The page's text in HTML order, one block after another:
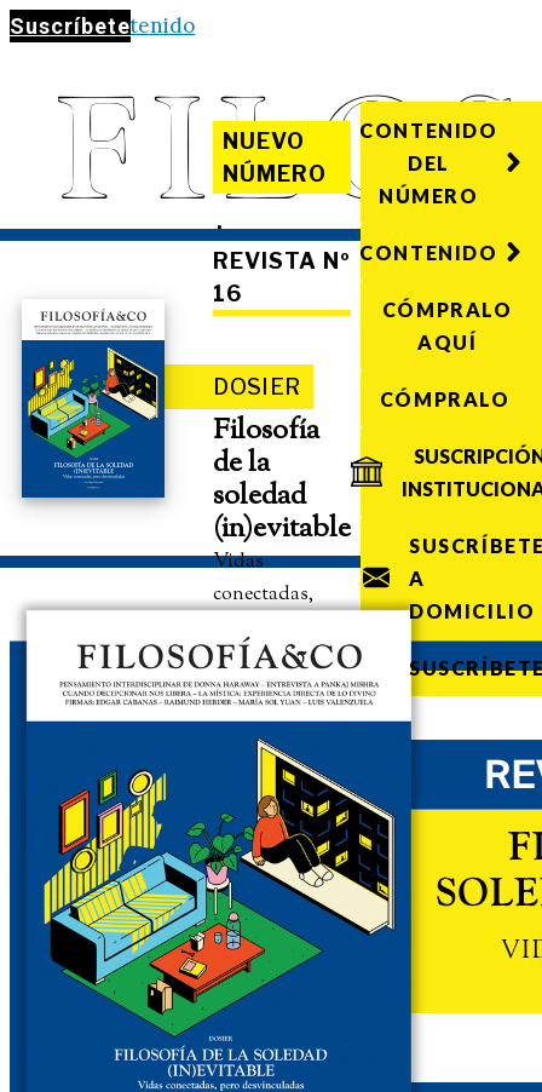
Suscríbete
Saltar al contenido
NUEVO
NÚMERO
·
REVISTA Nº
16
DOSIER
Filosofía
de la
soledad
(in)evitable
Vidas
conectadas,
desvinculadas
CONTENIDO
DEL
NÚMERO
CONTENIDO
CÓMPRALO
AQUÍ
CÓMPRALO
A
DOMICILIO